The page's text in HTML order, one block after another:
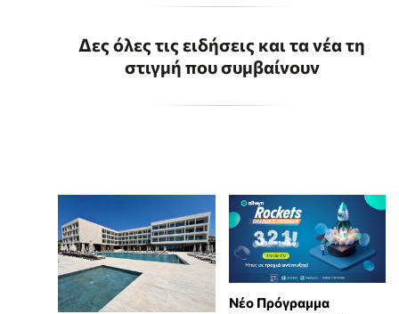
Δες όλες τις ειδήσεις και τα νέα τη
στιγμή που συμβαίνουν
Νέο Πρόγραμμα